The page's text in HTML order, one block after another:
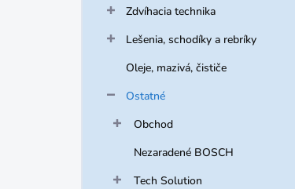
Zdvíhacia technika
Lešenia, schodíky a rebríky
Oleje, mazivá, čističe
Ostatné
Obchod
Nezaradené BOSCH
Tech Solution